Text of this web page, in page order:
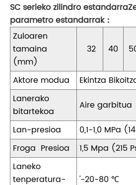
SC serieko zilindro estandarra
parametro estandarrak：
Zuloaren
tamaina
(mm)
32 40
Aktore modua
Ekintza
Lanerako
bitartekoa
Aire garbitua
Lan-presioa
0,1-1,0 MPa
Froga Presioa
1,5 Mpa (215
Laneko
tenperatura-
'-20-80 ℃